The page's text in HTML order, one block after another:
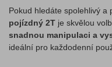
Pokud hledáte spolehlivý a
pojízdný 2T je skvělou
snadnou manipulaci a
ideální pro každodenní